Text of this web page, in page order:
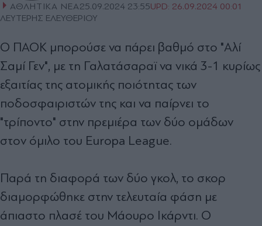
ΑΘΛΗΤΙΚΑ ΝΕΑ25.09.2024 23:55UPD: 26.09.2024 00:01
ΛΕΥΤΕΡΗΣ ΕΛΕΥΘΕΡΙΟΥ
Ο ΠΑΟΚ μπορούσε να πάρει βαθμό στο "Αλί
Σαμί Γεν", με τη Γαλατάσαραϊ να νικά 3-1 κυρίως
εξαιτίας της ατομικής ποιότητας των
ποδοσφαιριστών της και να παίρνει το
"τρίποντο" στην πρεμιέρα των δύο ομάδων
στον όμιλο του Europa League.
Παρά τη διαφορά των δύο γκολ, το σκορ
διαμορφώθηκε στην τελευταία φάση με
άπιαστο πλασέ του Μάουρο Ικάρντι. Ο